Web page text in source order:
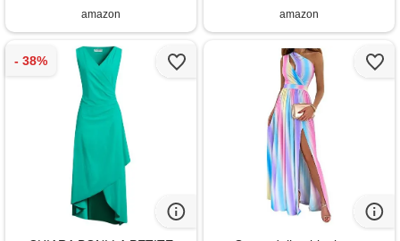
amazon
amazon